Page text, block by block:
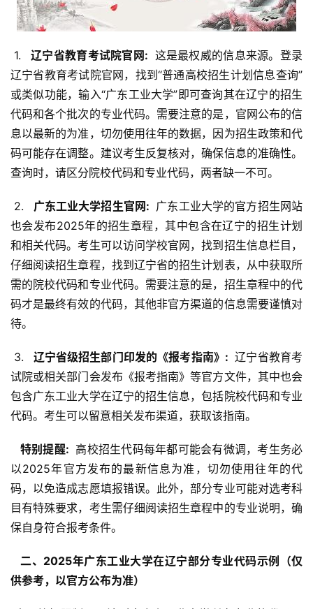
1.
  辽宁省教育考试院官网:
这是最权威的信息来源。登录
辽宁省教育考试院官网，找到“普通高校招生计划信息查询”
或类似功能，输入“广东工业大学”即可查询其在辽宁的招生
代码和各个批次的专业代码。需要注意的是，官网公布的信
息以最新的为准，切勿使用往年的数据，因为招生政策和代
码可能存在调整。建议考生反复核对，确保信息的准确性。
查询时，请区分院校代码和专业代码，两者缺一不可。
2.
  广东工业大学招生官网:
广东工业大学的官方招生网站
也会发布2025年的招生章程，其中包含在辽宁的招生计划
和相关代码。考生可以访问学校官网，找到招生信息栏目，
仔细阅读招生章程，找到辽宁省的招生计划表，从中获取所
需的院校代码和专业代码。需要注意的是，招生章程中的代
码才是最终有效的代码，其他非官方渠道的信息需要谨慎对
待。
3.
  辽宁省级招生部门印发的《报考指南》:
辽宁省教育考
试院或相关部门会发布《报考指南》等官方文件，其中也会
包含广东工业大学在辽宁的招生信息，包括院校代码和专业
代码。考生可以留意相关发布渠道，获取该指南。
  特别提醒:
高校招生代码每年都可能会有微调，考生务必
以2025年官方发布的最新信息为准，切勿使用往年的代
码，以免造成志愿填报错误。此外，部分专业可能对选考科
目有特殊要求，考生需仔细阅读招生章程中的专业说明，确
保自身符合报考条件。
  二、2025年广东工业大学在辽宁部分专业代码示例（仅
供参考，以官方公布为准）